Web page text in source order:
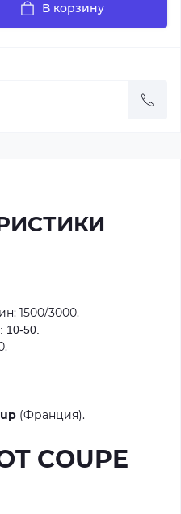
В корзину
1500/3000.
10-50.
(Франция).
COUPE